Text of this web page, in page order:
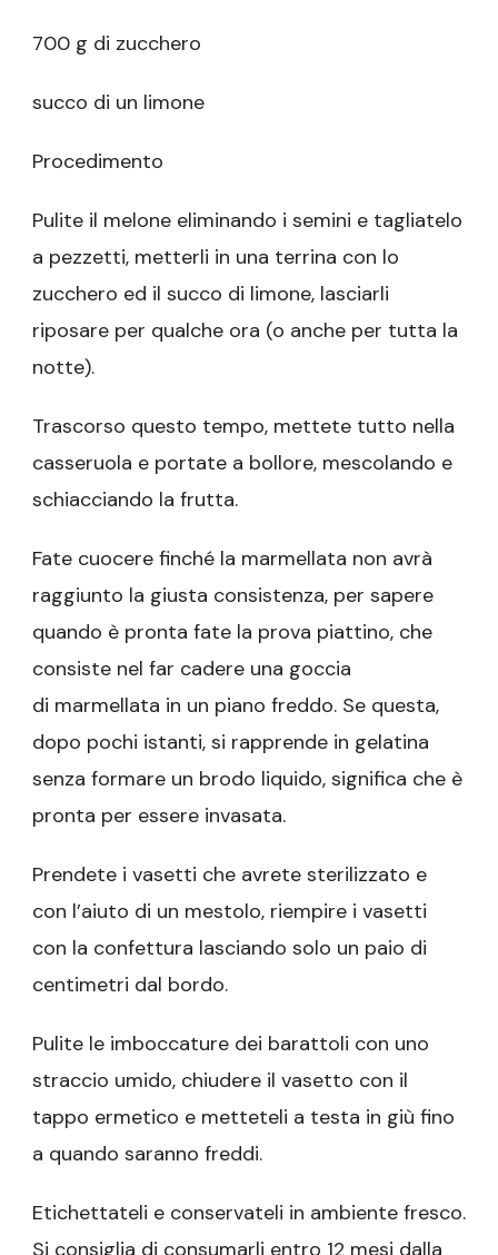
700 g di zucchero
succo di un limone
Procedimento
Pulite il melone eliminando i semini e tagliatelo
a pezzetti, metterli in una terrina con lo
zucchero ed il succo di limone, lasciarli
riposare per qualche ora (o anche per tutta la
notte).
Trascorso questo tempo, mettete tutto nella
casseruola e portate a bollore, mescolando e
schiacciando la frutta.
Fate cuocere finché la marmellata non avrà
raggiunto la giusta consistenza, per sapere
quando è pronta fate la prova piattino, che
consiste nel far cadere una goccia
di marmellata in un piano freddo. Se questa,
dopo pochi istanti, si rapprende in gelatina
senza formare un brodo liquido, significa che è
pronta per essere invasata.
Prendete i vasetti che avrete sterilizzato e
con l’aiuto di un mestolo, riempire i vasetti
con la confettura lasciando solo un paio di
centimetri dal bordo.
Pulite le imboccature dei barattoli con uno
straccio umido, chiudere il vasetto con il
tappo ermetico e metteteli a testa in giù fino
a quando saranno freddi.
Etichettateli e conservateli in ambiente fresco.